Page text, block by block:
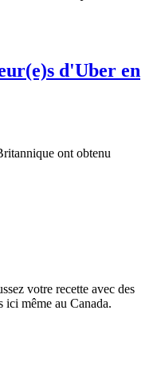
d'Uber en
ont obtenu
votre recette avec des
même au Canada.